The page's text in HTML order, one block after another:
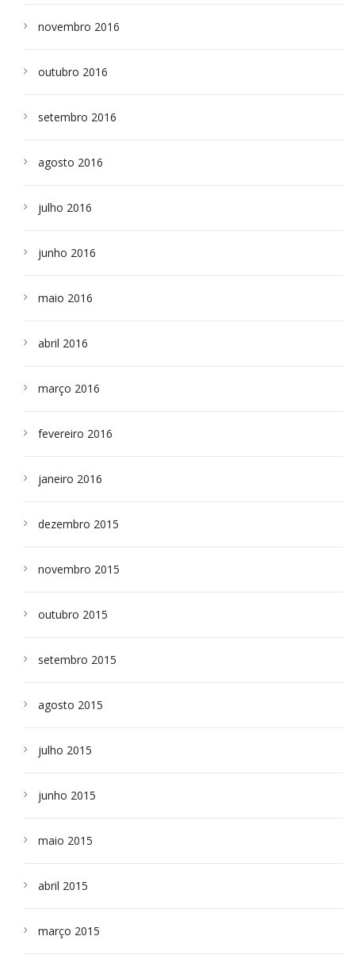
novembro 2016
outubro 2016
setembro 2016
agosto 2016
julho 2016
junho 2016
maio 2016
abril 2016
março 2016
fevereiro 2016
janeiro 2016
dezembro 2015
novembro 2015
outubro 2015
setembro 2015
agosto 2015
julho 2015
junho 2015
maio 2015
abril 2015
março 2015